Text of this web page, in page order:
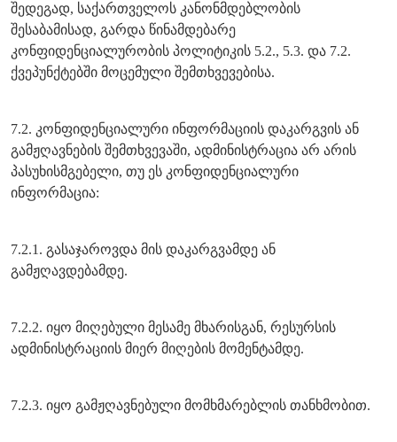
შედეგად, საქართველოს კანონმდებლობის
შესაბამისად, გარდა წინამდებარე
კონფიდენციალურობის პოლიტიკის 5.2., 5.3. და 7.2.
ქვეპუნქტებში მოცემული შემთხვევებისა.
7.2. კონფიდენციალური ინფორმაციის დაკარგვის ან
გამჟღავნების შემთხვევაში, ადმინისტრაცია არ არის
პასუხისმგებელი, თუ ეს კონფიდენციალური
ინფორმაცია:
7.2.1. გასაჯაროვდა მის დაკარგვამდე ან
გამჟღავდებამდე.
7.2.2. იყო მიღებული მესამე მხარისგან, რესურსის
ადმინისტრაციის მიერ მიღების მომენტამდე.
7.2.3. იყო გამჟღავნებული მომხმარებლის თანხმობით.